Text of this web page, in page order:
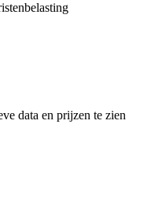
data en prijzen te zien